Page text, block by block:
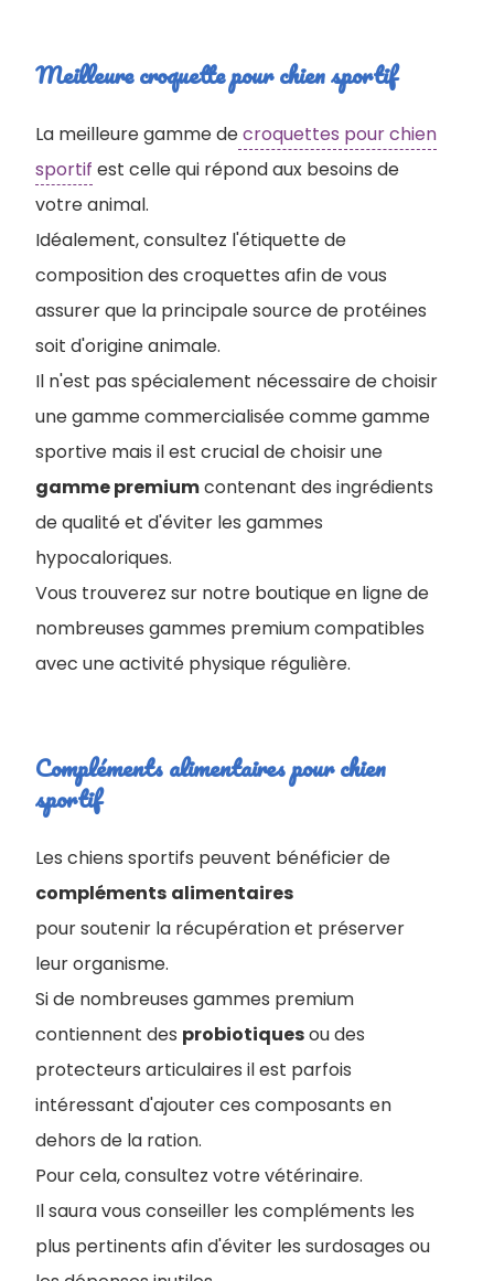
Meilleure croquette pour chien sportif
La meilleure gamme decroquettes pour chien
sportif est celle qui répond aux besoins de
votre animal.
Idéalement, consultez l'étiquette de
composition des croquettes afin de vous
assurer que la principale source de protéines
soit d'origine animale.
Il n'est pas spécialement nécessaire de choisir
une gamme commercialisée comme gamme
sportive mais il est crucial de choisir une
gamme premiumcontenant des ingrédients
de qualité et d'éviter les gammes
hypocaloriques.
Vous trouverez sur notre boutique en ligne de
nombreuses gammes premium compatibles
avec une activité physique régulière.
Compléments alimentaires pour chien
sportif
Les chiens sportifs peuvent bénéficier de
compléments alimentaires
pour soutenir la récupération et préserver
leur organisme.
Si de nombreuses gammes premium
contiennent des probiotiquesou des
protecteurs articulaires il est parfois
intéressant d'ajouter ces composants en
dehors de la ration.
Pour cela, consultez votre vétérinaire.
Il saura vous conseiller les compléments les
plus pertinents afin d'éviter les surdosages ou